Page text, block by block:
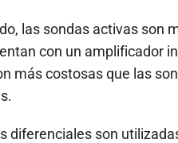
las sondas activas son
con un amplificador
más costosas que las
diferenciales son